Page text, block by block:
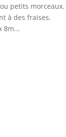
petits morceaux.
à des fraises.
8m...